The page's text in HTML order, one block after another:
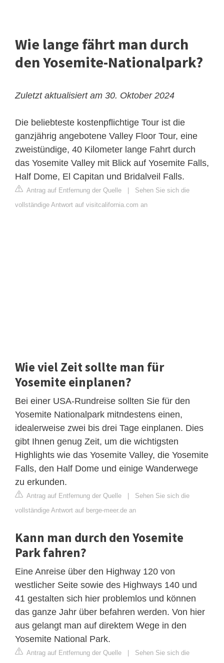
Wie lange fährt man durch
den Yosemite-Nationalpark?
Zuletzt aktualisiert am 30. Oktober 2024
Die beliebteste kostenpflichtige Tour ist die
ganzjährig angebotene Valley Floor Tour, eine
zweistündige, 40 Kilometer lange Fahrt durch
das Yosemite Valley mit Blick auf Yosemite Falls,
Half Dome, El Capitan und Bridalveil Falls.
Antrag auf Entfernung der Quelle
Sehen Sie sich die
vollständige Antwort auf visitcalifornia.com an
Wie viel Zeit sollte man für
Yosemite einplanen?
Bei einer USA-Rundreise sollten Sie für den
Yosemite Nationalpark mitndestens einen,
idealerweise zwei bis drei Tage einplanen. Dies
gibt Ihnen genug Zeit, um die wichtigsten
Highlights wie das Yosemite Valley, die Yosemite
Falls, den Half Dome und einige Wanderwege
zu erkunden.
Antrag auf Entfernung der Quelle
Sehen Sie sich die
vollständige Antwort auf berge-meer.de an
Kann man durch den Yosemite
Park fahren?
Eine Anreise über den Highway 120 von
westlicher Seite sowie des Highways 140 und
41 gestalten sich hier problemlos und können
das ganze Jahr über befahren werden. Von hier
aus gelangt man auf direktem Wege in den
Yosemite National Park.
Antrag auf Entfernung der Quelle
Sehen Sie sich die